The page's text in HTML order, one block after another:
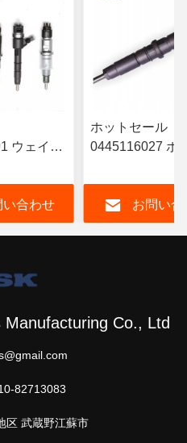
ウェイチ
耐久性
い合わせ
ホットセール
0445116027 ボ
6420701287 メ
ス A6420701287
お問い合
Co., Ltd
82713083
区 武蔵野江蘇市